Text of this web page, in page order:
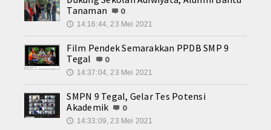
Tanaman
0
🕔 14:16:44, 23 Mei 2021
Film Pendek Semarakkan PPDB SMP 9
Tegal
0
🕔 14:37:04, 23 Mei 2021
SMPN 9 Tegal, Gelar Tes Potensi
Akademik
0
🕔 14:33:09, 23 Mei 2021